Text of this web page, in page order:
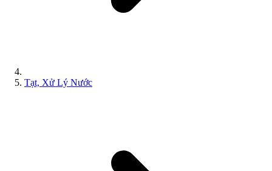
Tạt, Xử Lý Nước